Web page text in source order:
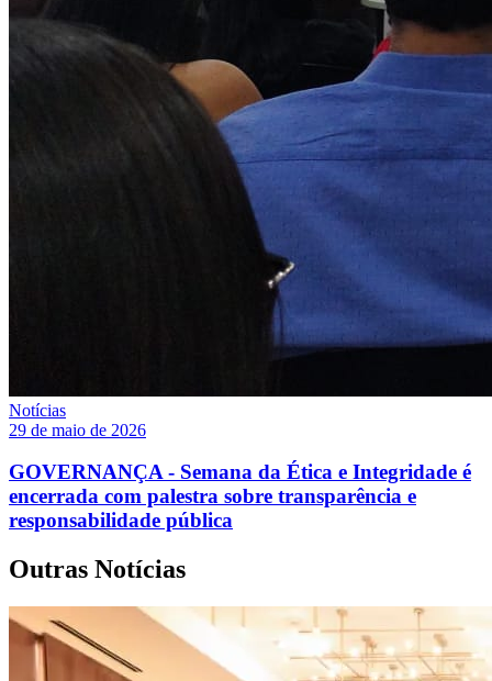
Notícias
29 de maio de 2026
GOVERNANÇA - Semana da Ética e Integridade é
encerrada com palestra sobre transparência e
responsabilidade pública
Outras Notícias